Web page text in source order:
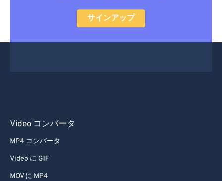
サインアップ
Video コンバータ
MP4 コンバータ
Video に GIF
MOV に MP4